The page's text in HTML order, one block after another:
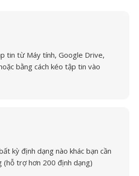
tin từ Máy tính, Google Drive,
bằng cách kéo tập tin vào
kỳ định dạng nào khác bạn cần
(hỗ trợ hơn 200 định dạng)